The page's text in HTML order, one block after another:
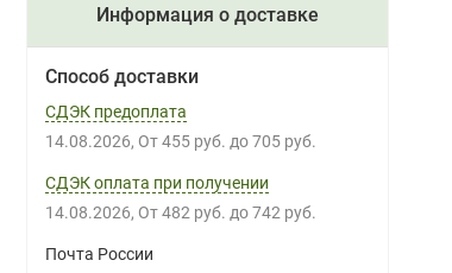
Информация о доставке
Способ доставки
СДЭК предоплата
14.08.2026 От 455 руб. до 705 руб.
СДЭК оплата при получении
14.08.2026 От 482 руб. до 742 руб.
Почта России